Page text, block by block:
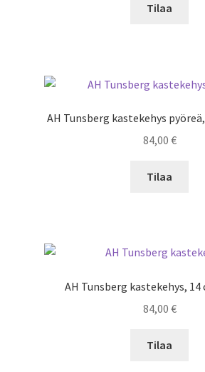
Tilaa
AH Tunsberg kastekehys
84,00 €
Tilaa
AH Tunsberg kastekehys,
84,00 €
Tilaa